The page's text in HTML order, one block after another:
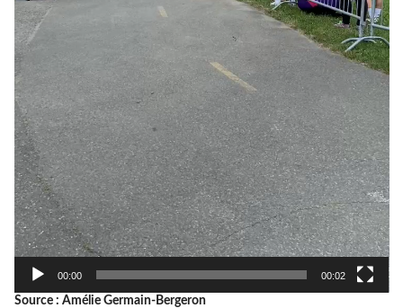
00:00 00:02
Source : Amélie Germain-Bergeron